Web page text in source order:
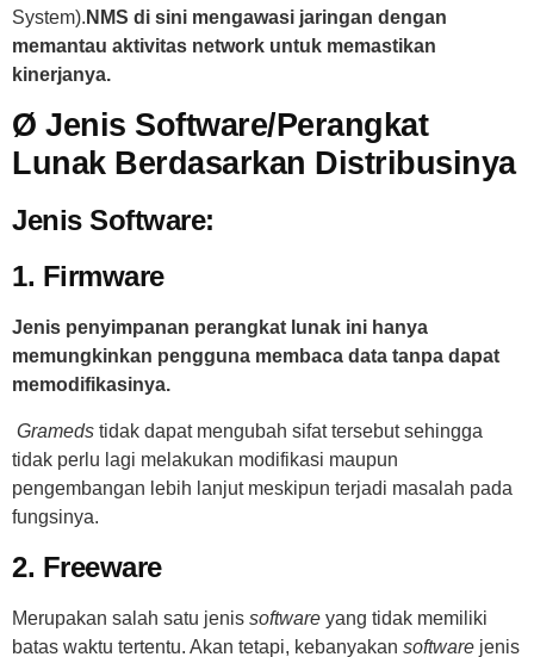
System). NMS di sini mengawasi jaringan dengan
memantau aktivitas network untuk memastikan
kinerjanya.
Ø Jenis Software/Perangkat
Lunak Berdasarkan Distribusinya
Jenis Software:
1. Firmware
Jenis penyimpanan perangkat lunak ini hanya
memungkinkan pengguna membaca data tanpa dapat
memodifikasinya.
Grameds tidak dapat mengubah sifat tersebut sehingga
tidak perlu lagi melakukan modifikasi maupun
pengembangan lebih lanjut meskipun terjadi masalah pada
fungsinya.
2. Freeware
Merupakan salah satu jenis software yang tidak memiliki
batas waktu tertentu. Akan tetapi, kebanyakan software jenis